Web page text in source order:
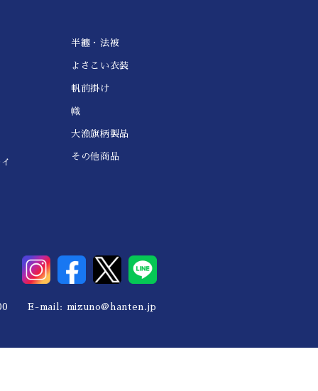
半纏・法被
よさこい衣装
帆前掛け
幟
大漁旗柄製品
その他商品
E-mail: mizuno@hanten.jp